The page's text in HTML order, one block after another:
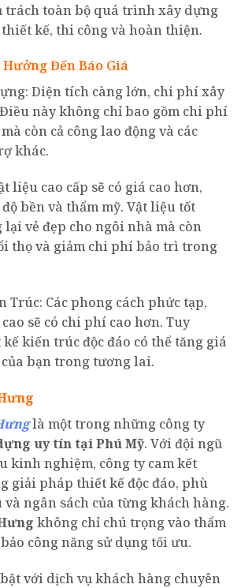
trách toàn bộ quá trình xây dựng
thiết kế, thi công và hoàn thiện.
Hưởng Đến Báo Giá
Diện tích càng lớn, chi phí xây
này không chỉ bao gồm chi phí
còn cả công lao động và các
khác.
liệu cao cấp sẽ có giá cao hơn,
bền và thẩm mỹ. Vật liệu tốt
vẻ đẹp cho ngôi nhà mà còn
thọ và giảm chi phí bảo trì trong
Trúc: Các phong cách phức tạp,
sẽ có chi phí cao hơn. Tuy
kiến trúc độc đáo có thể tăng giá
bạn trong tương lai.
là một trong những công ty
uy tín tại Phú Mỹ. Với đội ngũ
kinh nghiệm, công ty cam kết
giải pháp thiết kế độc đáo, phù
ngân sách của từng khách hàng.
không chỉ chú trọng vào thẩm
công năng sử dụng tối ưu.
với dịch vụ khách hàng chuyên